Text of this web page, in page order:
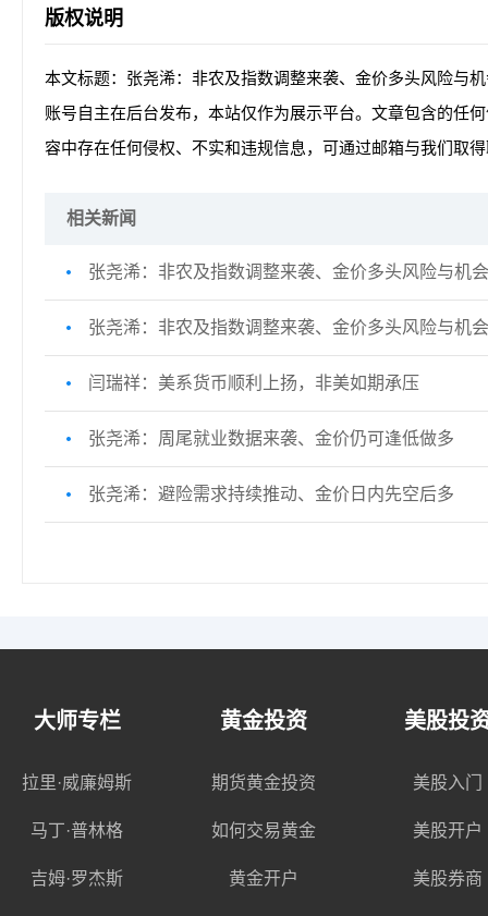
版权说明
本文标题：张尧浠：非农及指数调整来袭、金价多头风险与
账号自主在后台发布，本站仅作为展示平台。文章包含的任
容中存在任何侵权、不实和违规信息，可通过邮箱与我们取
相关新闻
张尧浠：非农及指数调整来袭、金价多头风险与机
张尧浠：非农及指数调整来袭、金价多头风险与机
闫瑞祥：美系货币顺利上扬，非美如期承压
张尧浠：周尾就业数据来袭、金价仍可逢低做多
张尧浠：避险需求持续推动、金价日内先空后多
大师专栏
拉里·威廉姆斯
马丁·普林格
吉姆·罗杰斯
黄金投资
期货黄金投资
如何交易黄金
黄金开户
美股投
美股入门
美股开户
美股券商